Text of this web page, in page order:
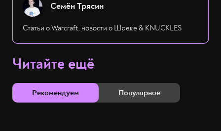
Семён Трясин
Статьи о Warcraft, новости о Шреке & KNUCKLES
Читайте ещё
Рекомендуем Популярное